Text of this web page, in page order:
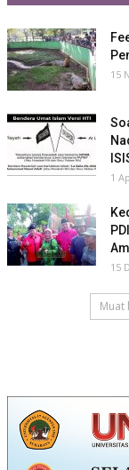
15
1
15
Muat